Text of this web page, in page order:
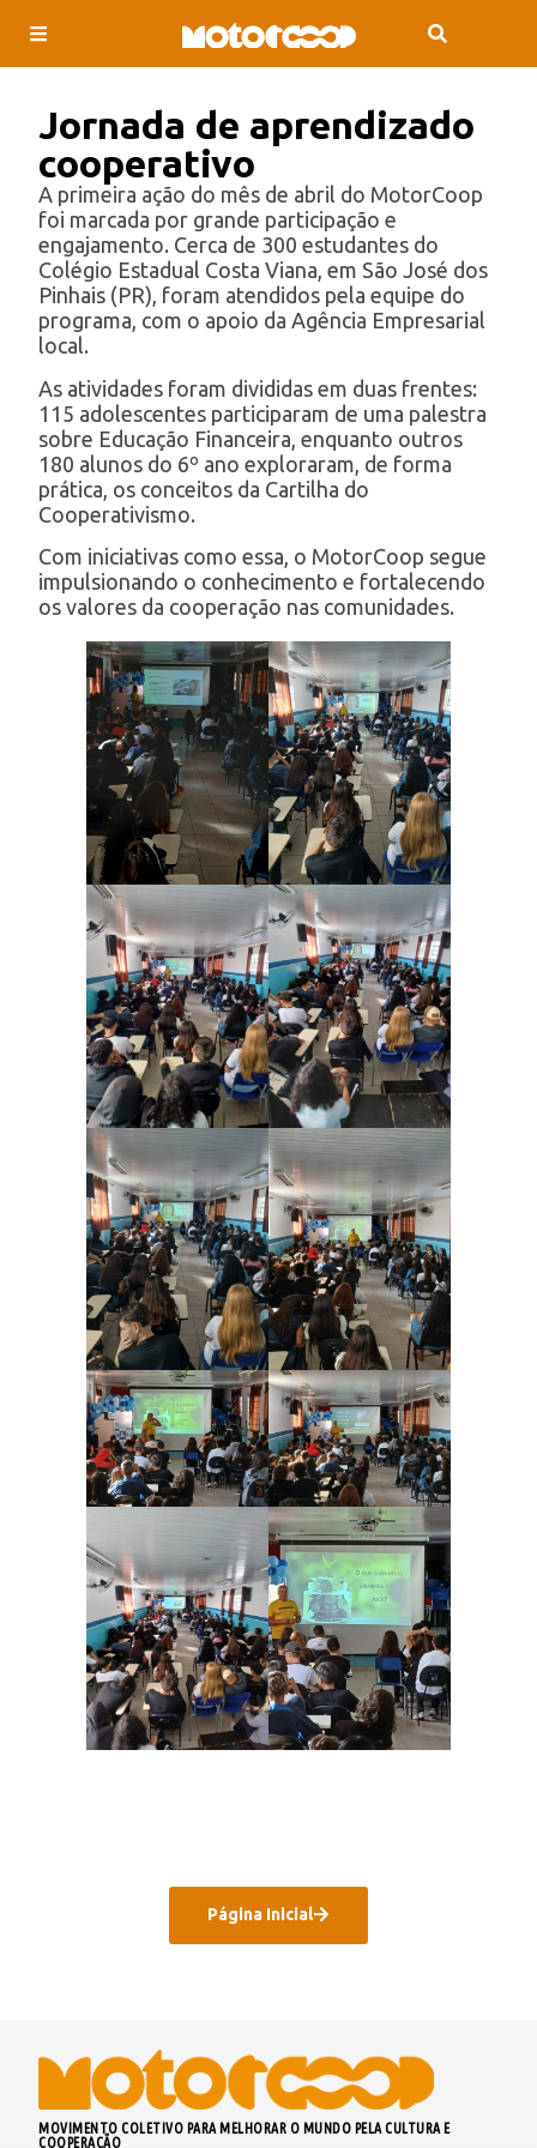
Jornada de aprendizado
cooperativo
A primeira ação do mês de abril do MotorCoop
foi marcada por grande participação e
engajamento. Cerca de 300 estudantes do
Colégio Estadual Costa Viana, em São José dos
Pinhais (PR), foram atendidos pela equipe do
programa, com o apoio da Agência Empresarial
local.
As atividades foram divididas em duas frentes:
115 adolescentes participaram de uma palestra
sobre Educação Financeira, enquanto outros
180 alunos do 6º ano exploraram, de forma
prática, os conceitos da Cartilha do
Cooperativismo.
Com iniciativas como essa, o MotorCoop segue
impulsionando o conhecimento e fortalecendo
os valores da cooperação nas comunidades.
Página Inicial
MOVIMENTO COLETIVO PARA MELHORAR O MUNDO PELA CULTURA E
COOPERAÇÃO